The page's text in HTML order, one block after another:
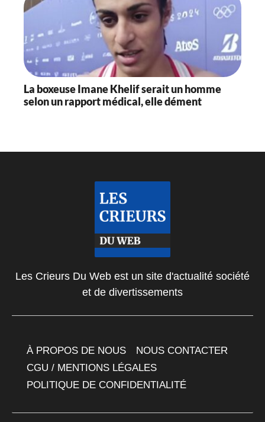
La boxeuse Imane Khelif serait un homme
selon un rapport médical, elle dément
Les Crieurs Du Web est un site d'actualité société
et de divertissements
À PROPOS DE NOUS
NOUS CONTACTER
CGU / MENTIONS LÉGALES
POLITIQUE DE CONFIDENTIALITÉ